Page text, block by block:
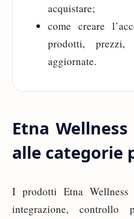
acquistare;
come creare
prodotti,
aggiornate.
Etna
alle categorie
I prodotti Etna Wellness
integrazione, controllo